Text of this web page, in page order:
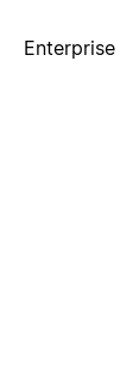
Enterprise